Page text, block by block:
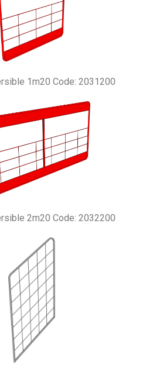
1m20 Code: 2031200
2m20 Code: 2032200